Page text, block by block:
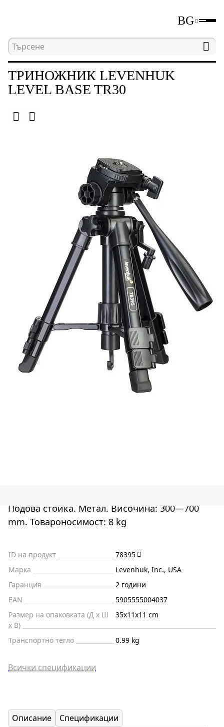
BG
Начална страница
ТРИНОЖНИК LEVENHUK
LEVEL BASE TR30
Подова стойка. Метал. Височина: 300—700
mm. Товароносимост: 8 kg
ID на продукт
78395
Марка
Levenhuk, Inc., USA
Гаранция
2 години
EAN
5905555004037
Размер на опаковката (Д x Ш
x В)
35x11x11 cm
Транспортно тегло 0.99 kg
Всички спецификации
Описание
Спецификации